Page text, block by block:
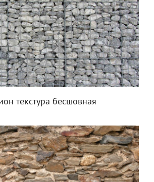
текстура бесшовная